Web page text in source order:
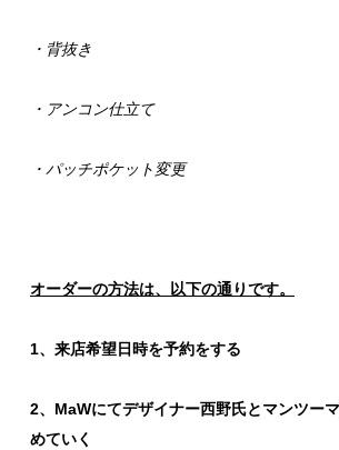
・背抜き
・アンコン仕立て
・パッチポケット変更
オーダーの方法は、以下の通りです。
1、来店希望日時を予約をする
2、MaWにてデザイナー西野氏とマンツー
めていく